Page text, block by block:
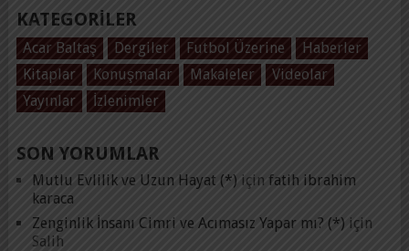
KATEGORILER
Acar Baltaş Dergiler Futbol Üzerine
Haberler
Kitaplar
Konuşmalar Makaleler
Videolar
Yayınlar
İzlenimler
SON YORUMLAR
Mutlu Evlilik ve Uzun Hayat (*) için fatih ibrahim
karaca
Zenginlik İnsanı Cimri ve Acımasız Yapar mı? (*) için
Salih